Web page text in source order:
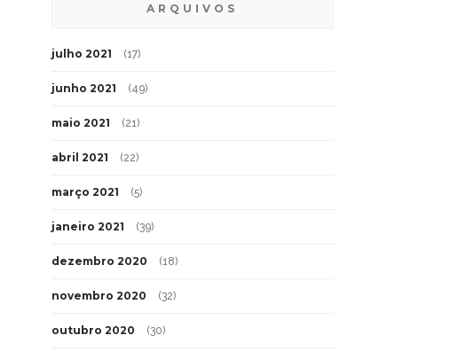
ARQUIVOS
julho 2021 (17)
junho 2021 (49)
maio 2021 (21)
abril 2021 (22)
março 2021 (5)
janeiro 2021 (39)
dezembro 2020 (18)
novembro 2020 (32)
outubro 2020 (30)